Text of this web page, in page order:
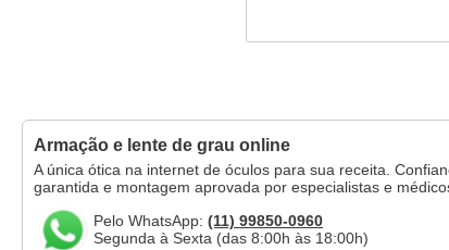
Armação e lente de grau online
A única ótica na internet de óculos para sua receita.
garantida e montagem aprovada por especialistas e
Pelo WhatsApp: (11) 99850-0960
Segunda à Sexta (das 8:00h às 18:00h)